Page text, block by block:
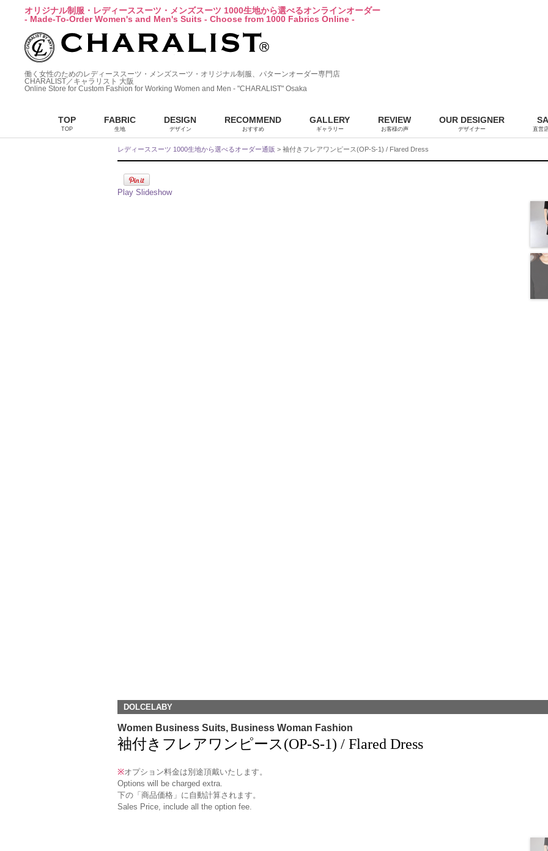
オリジナル制服・レディーススーツ・メンズスーツ 1000生地から選べるオンラインオーダー
- Made-To-Order Women's and Men's Suits - Choose from 1000 Fabrics Online -
働く女性のためのレディーススーツ・メンズスーツ・オリジナル制服、パターンオーダー専門店
CHARALIST／キャラリスト 大阪
Online Store for Custom Fashion for Working Women and Men - "CHARALIST" Osaka
TOP
TOP
FABRIC
生地
DESIGN
デザイン
RECOMMEND
おすすめ
GALLERY
ギャラリー
REVIEW
お客様の声
OUR DESIGNER
デザイナー 直営
レディーススーツ 1000生地から選べるオーダー通販 > 袖付きフレアワンピース(OP-S-1) / Flared Dress
Play Slideshow
DOLCELABY
Women Business Suits, Business Woman Fashion
袖付きフレアワンピース(OP-S-1) / Flared Dress
※オプション料金は別途頂戴いたします。
Options will be charged extra.
下の「商品価格」に自動計算されます。
Sales Price, include all the option fee.